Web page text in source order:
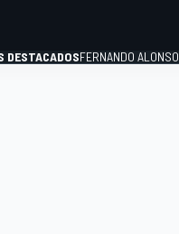
DESTACADOSFERNANDO ALONSO